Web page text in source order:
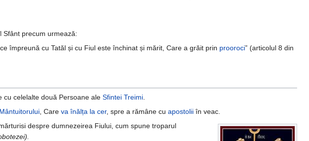
Sfânt precum urmează:
împreună cu Tatăl și cu Fiul este închinat și mărit, Care a grăit prin prooroci” (articolul 8 din
cu celelalte două Persoane ale Sfintei Treimi
Mântuitorului , Care va înălța la cer, spre a rămâne cu apostolii în veac.
despre dumnezeirea Fiului, cum spune troparul